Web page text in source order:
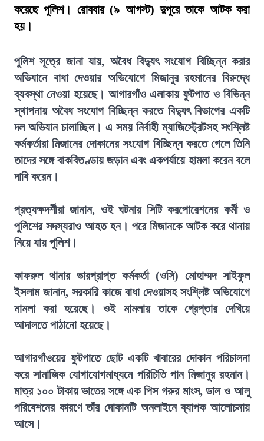
করেছে পুলিশ। রোববার (৯ আগস্ট) দুপুরে তাকে আটক করা
হয়।
পুলিশ সূত্রে জানা যায়, অবৈধ বিদ্যুৎ সংযোগ বিচ্ছিন্ন করার
অভিযানে বাধা দেওয়ার অভিযোগে মিজানুর রহমানের বিরুদ্ধে
ব্যবস্থা নেওয়া হয়েছে। আগারগাঁও এলাকায় ফুটপাত ও বিভিন্ন
স্থাপনায় অবৈধ সংযোগ বিচ্ছিন্ন করতে বিদ্যুৎ বিভাগের একটি
দল অভিযান চালাচ্ছিল। এ সময় নির্বাহী ম্যাজিস্ট্রেটসহ সংশ্লিষ্ট
কর্মকর্তারা মিজানের দোকানের সংযোগ বিচ্ছিন্ন করতে গেলে তিনি
তাদের সঙ্গে বাকবিতণ্ডায় জড়ান এবং একপর্যায়ে হামলা করেন বলে
দাবি করেন।
প্রত্যক্ষদর্শীরা জানান, ওই ঘটনায় সিটি করপোরেশনের কর্মী ও
পুলিশের সদস্যরাও আহত হন। পরে মিজানকে আটক করে থানায়
নিয়ে যায় পুলিশ।
কাফরুল থানার ভারপ্রাপ্ত কর্মকর্তা (ওসি) মোহাম্মদ সাইফুল
ইসলাম জানান, সরকারি কাজে বাধা দেওয়াসহ সংশ্লিষ্ট অভিযোগে
মামলা করা হয়েছে। ওই মামলায় তাকে গ্রেপ্তার দেখিয়ে
আদালতে পাঠানো হয়েছে।
আগারগাঁওয়ের ফুটপাতে ছোট একটি খাবারের দোকান পরিচালনা
করে সামাজিক যোগাযোগমাধ্যমে পরিচিতি পান মিজানুর রহমান।
মাত্র ১০০ টাকায় ভাতের সঙ্গে এক পিস গরুর মাংস, ডাল ও আলু
পরিবেশনের কারণে তাঁর দোকানটি অনলাইনে ব্যাপক আলোচনায়
আসে।